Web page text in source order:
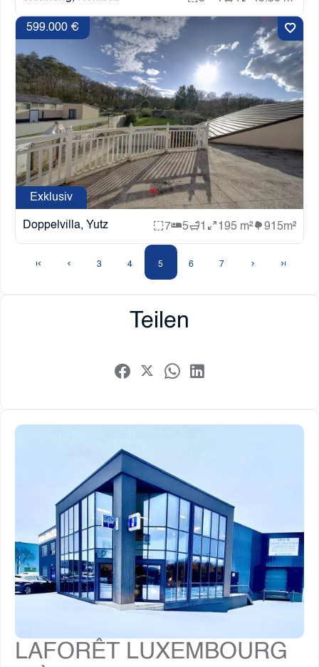
Exklusiv
Doppelvilla, Yutz
599.000 €
7 5 1 195 m² 915m²
3 4 5 6 7
Teilen
LAFORÊT LUXEMBOURG